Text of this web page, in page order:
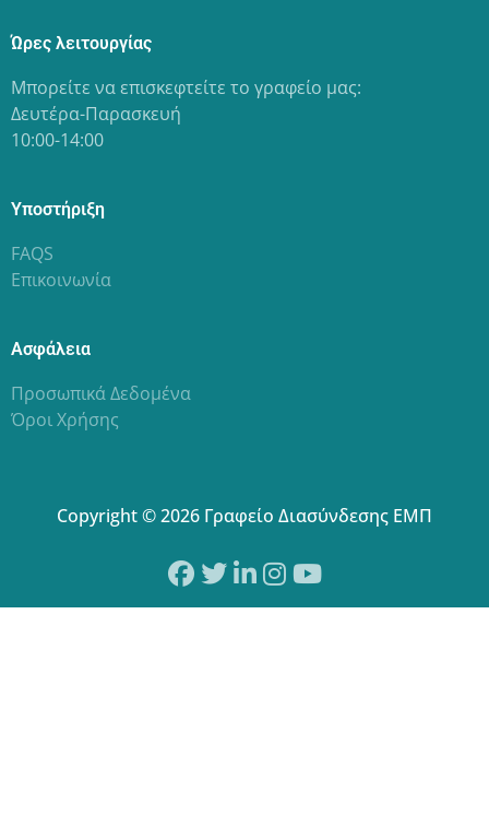
Ώρες λειτουργίας
Μπορείτε να επισκεφτείτε το γραφείο μας:
Δευτέρα-Παρασκευή
10:00-14:00
Υποστήριξη
FAQS
Επικοινωνία
Ασφάλεια
Προσωπικά Δεδομένα
Όροι Χρήσης
Copyright © 2026 Γραφείο Διασύνδεσης ΕΜΠ